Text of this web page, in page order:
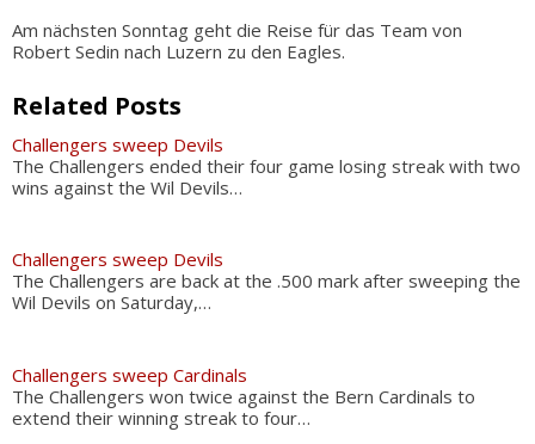
Am nächsten Sonntag geht die Reise für das Team von
Robert Sedin nach Luzern zu den Eagles.
Related Posts
Challengers sweep Devils
The Challengers ended their four game losing streak with two
wins against the Wil Devils…
Challengers sweep Devils
The Challengers are back at the .500 mark after sweeping the
Wil Devils on Saturday,…
Challengers sweep Cardinals
The Challengers won twice against the Bern Cardinals to
extend their winning streak to four…